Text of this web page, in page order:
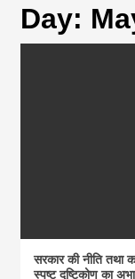
Day:
सरकार की नीति तथा
स्पष्ट दृष्टिकोण का